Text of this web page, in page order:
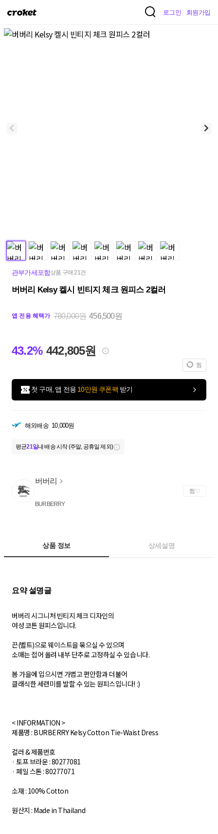
크
켓
로그인 회원가입
관부가세포함상품 구매 21건
버버리 Kelsy 켈시 빈티지 체크 원피스 2컬러
앱 전용 혜택가 780,000원 456,500원
43.2% 442,805원
찜
첫 구매, 앱 전용 10만원 쿠폰팩 받기
해외배송 10,000원
평균21일내 배송 시작 (주말, 공휴일 제외)
버버리
BURBERRY
찜
상품 정보 상세설명
요약 설명글
버버리 시그니처 빈티지 체크 디자인의
여성 코튼 원피스입니다.
끈(벨트)으로 웨이스트을 묶으실 수 있으며
소매는 접어 올려 내부 단추로 고정하실 수 있습니다.
봄 가을에 입으시면 가볍고 편안함과 더불어
클래식한 세련미를 발할 수 있는 원피스입니다! :)
< INFORMATION >
제품명 : BURBERRY Kelsy Cotton Tie-Waist Dress
컬러 & 제품번호
· 토프 브라운 : 80277081
· 페일 스톤 : 80277071
소재 : 100% Cotton
원산지 : Made in Thailand